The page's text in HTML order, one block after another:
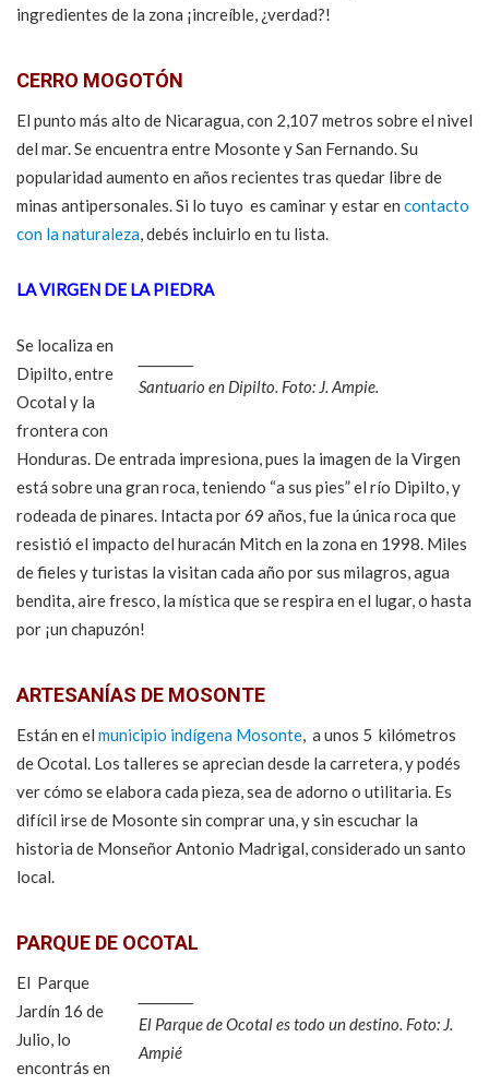
ingredientes de la zona ¡increíble, ¿verdad?!
CERRO MOGOTÓN
El punto más alto de Nicaragua, con 2,107 metros sobre el nivel
del mar. Se encuentra entre Mosonte y San Fernando. Su
popularidad aumento en años recientes tras quedar libre de
minas antipersonales. Si lo tuyo es caminar y estar en contacto
con la naturaleza, debés incluirlo en tu lista.
LA VIRGEN DE LA PIEDRA
Santuario en Dipilto. Foto: J. Ampie.
Se localiza en
Dipilto, entre
Ocotal y la
frontera con
Honduras. De entrada impresiona, pues la imagen de la Virgen
está sobre una gran roca, teniendo “a sus pies” el río Dipilto, y
rodeada de pinares. Intacta por 69 años, fue la única roca que
resistió el impacto del huracán Mitch en la zona en 1998. Miles
de fieles y turistas la visitan cada año por sus milagros, agua
bendita, aire fresco, la mística que se respira en el lugar, o hasta
por ¡un chapuzón!
ARTESANÍAS DE MOSONTE
Están en el municipio indígena Mosonte, a unos 5 kilómetros
de Ocotal. Los talleres se aprecian desde la carretera, y podés
ver cómo se elabora cada pieza, sea de adorno o utilitaria. Es
difícil irse de Mosonte sin comprar una, y sin escuchar la
historia de Monseñor Antonio Madrigal, considerado un santo
local.
PARQUE DE OCOTAL
El Parque de Ocotal es todo un destino. Foto: J.
Ampié
El Parque
Jardín 16 de
Julio, lo
encontrás en